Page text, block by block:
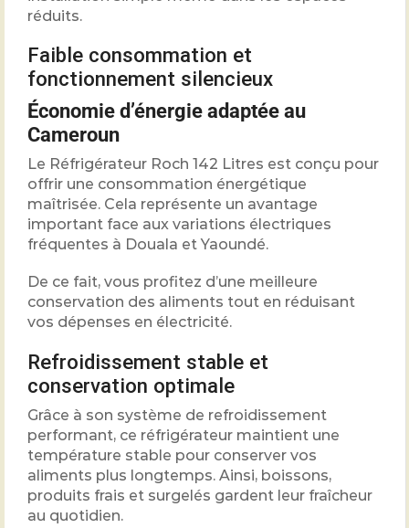
réduits.
Faible consommation et
fonctionnement silencieux
Économie d’énergie adaptée au
Cameroun
Le Réfrigérateur Roch 142 Litres est conçu pour
offrir une consommation énergétique
maîtrisée. Cela représente un avantage
important face aux variations électriques
fréquentes à Douala et Yaoundé.
De ce fait, vous profitez d’une meilleure
conservation des aliments tout en réduisant
vos dépenses en électricité.
Refroidissement stable et
conservation optimale
Grâce à son système de refroidissement
performant, ce réfrigérateur maintient une
température stable pour conserver vos
aliments plus longtemps. Ainsi, boissons,
produits frais et surgelés gardent leur fraîcheur
au quotidien.